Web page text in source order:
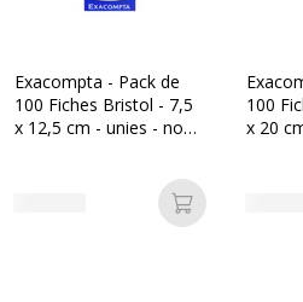
au panier
Exacompta - Pack de
100 Fiches Bristol - 7,5
x 12,5 cm - unies - non
Ajouter au
100
x 20